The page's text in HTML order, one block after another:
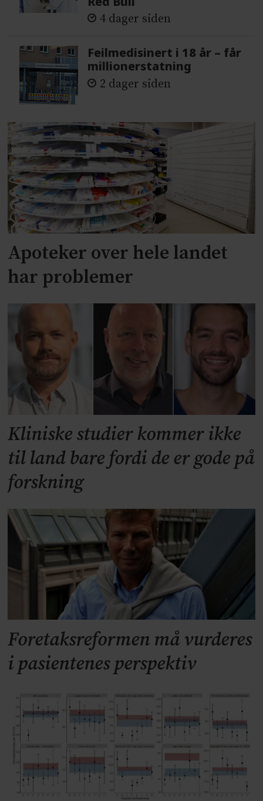
4 dager siden
Feilmedisinert i 18 år – får
millionerstatning
2 dager siden
Apoteker over hele landet
har problemer
Kliniske studier kommer ikke
til land bare fordi de er gode på
forskning
Foretaksreformen må vurderes
i pasientenes perspektiv